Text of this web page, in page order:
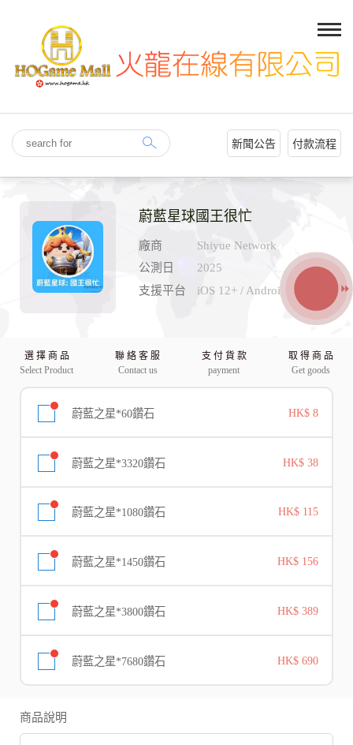
新聞公告 付款流程
蔚藍星球國王很忙
廠商
Shiyue Network
公測日
2025
支援平台
iOS 12+ / Android 8.0+
選 擇 商 品
Select Product
聯 絡 客 服
Contact us
支 付 貨 款
payment
取 得 商 品
Get goods
蔚藍之星*60鑽石 HK$ 8
蔚藍之星*3320鑽石 HK$ 38
蔚藍之星*1080鑽石 HK$ 115
蔚藍之星*1450鑽石 HK$ 156
蔚藍之星*3800鑽石 HK$ 389
蔚藍之星*7680鑽石 HK$ 690
商品說明